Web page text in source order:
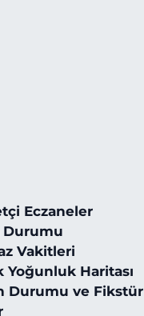
Eczaneler
Durumu
Vakitleri
Yoğunluk Haritası
Durumu ve Fikstür